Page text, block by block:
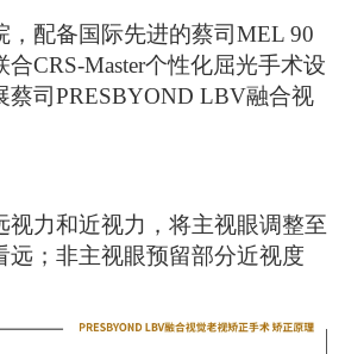
，配备国际先进的蔡司MEL 90
CRS-Master个性化屈光手术设
蔡司PRESBYOND LBV融合视
视力和近视力 ， 将主视眼调整至
远 ； 非主视眼预留部分近视度